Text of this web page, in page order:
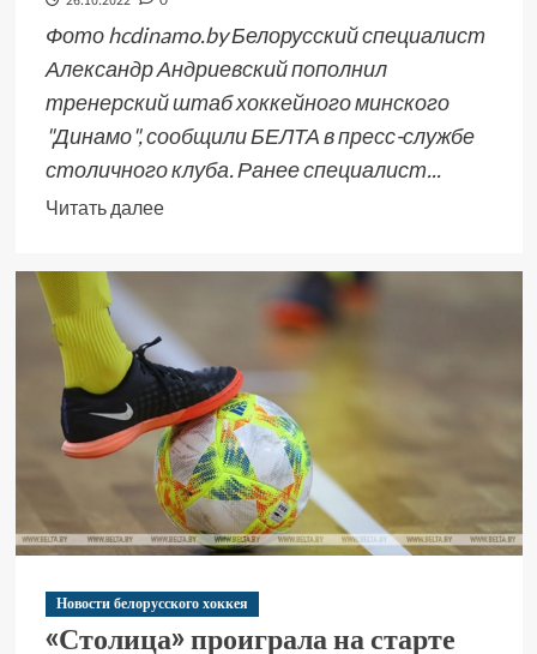
Фото hcdinamo.by Белорусский специалист
Александр Андриевский пополнил
тренерский штаб хоккейного минского
"Динамо", сообщили БЕЛТА в пресс-службе
столичного клуба. Ранее специалист...
Читать далее
Новости белорусского хоккея
«Столица» проиграла на старте